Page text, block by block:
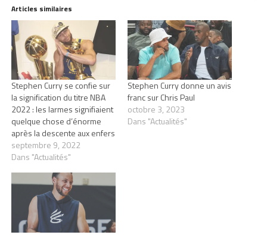
Articles similaires
Stephen Curry se confie sur
la signification du titre NBA
2022 : les larmes signifiaient
quelque chose d’énorme
après la descente aux enfers
septembre 9, 2022
Dans "Actualités"
Stephen Curry donne un avis
franc sur Chris Paul
octobre 3, 2023
Dans "Actualités"